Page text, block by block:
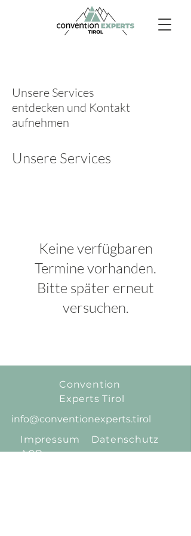
Unsere Services
entdecken und Kontakt
aufnehmen
Unsere Services
Keine verfügbaren
Termine vorhanden.
Bitte später erneut
versuchen.
Convention
ExpertsTirol
info@conventionexperts.tirol
Impressum
Datenschutz
AGB